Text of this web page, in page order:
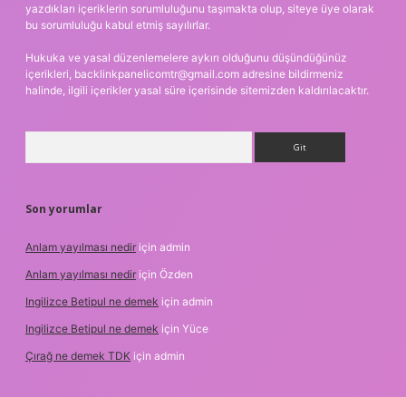
yazdıkları içeriklerin sorumluluğunu taşımakta olup, siteye üye olarak
bu sorumluluğu kabul etmiş sayılırlar.
Hukuka ve yasal düzenlemelere aykırı olduğunu düşündüğünüz
içerikleri, backlinkpanelicomtr@gmail.com adresine bildirmeniz
halinde, ilgili içerikler yasal süre içerisinde sitemizden kaldırılacaktır.
Son yorumlar
Anlam yayılması nedir için admin
Anlam yayılması nedir için Özden
Ingilizce Betipul ne demek için admin
Ingilizce Betipul ne demek için Yüce
Çırağ ne demek TDK için admin